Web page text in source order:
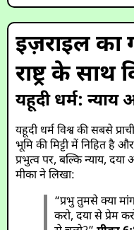
इज़राइल
राष्ट्र के साथ
यहूदी धर्म:
यहूदी धर्म विश्व की सबसे
भूमि की मिट्टी में निहित है
प्रभुत्व पर, बल्कि न्याय,
मीका ने लिखा:
“प्रभु तुमसे क्या
करो, दया से प्रेम